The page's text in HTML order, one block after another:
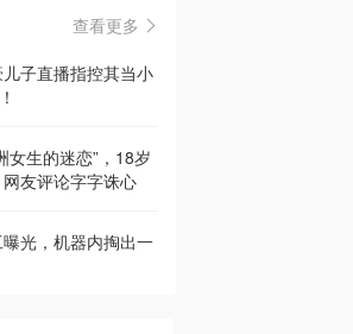
🇳🇿新西兰
查看更多
子直播指控其当小
女生的迷恋”，18岁
友评论字字诛心
光，机器内掏出一